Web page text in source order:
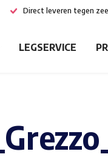
Direct leveren tegen
LEGSERVICE